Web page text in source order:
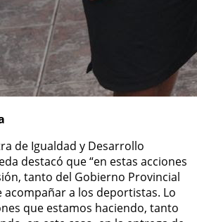
de Igualdad y Desarrollo
destacó que “en estas acciones
tanto del Gobierno Provincial
acompañar a los deportistas. Lo
que estamos haciendo, tanto